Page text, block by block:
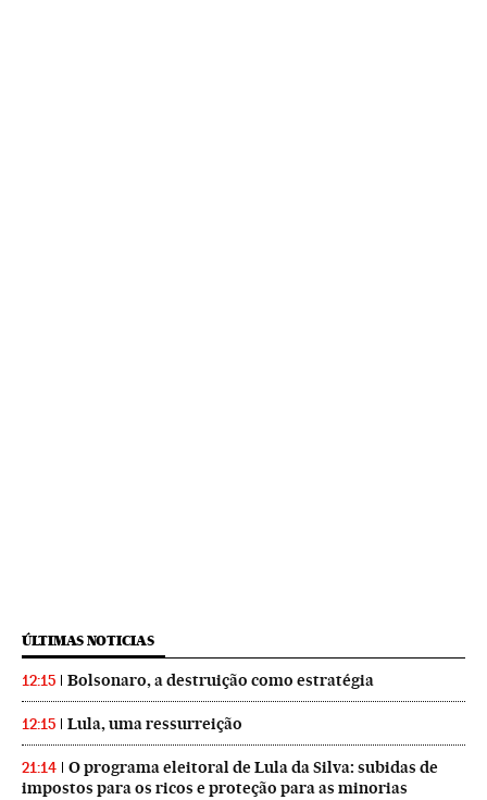
ÚLTIMAS NOTICIAS
12:15 Bolsonaro, a destruição como estratégia
12:15 Lula, uma ressurreição
21:14
O programa eleitoral de Lula da Silva: subidas de
impostos para os ricos e proteção para as minorias